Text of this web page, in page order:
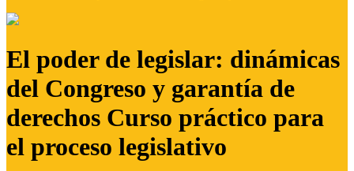
El poder de legislar: dinámicas
del Congreso y garantía de
derechos Curso práctico para
el proceso legislativo